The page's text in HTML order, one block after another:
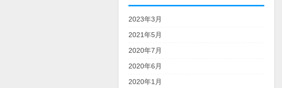
2023年3月
2021年5月
2020年7月
2020年6月
2020年1月